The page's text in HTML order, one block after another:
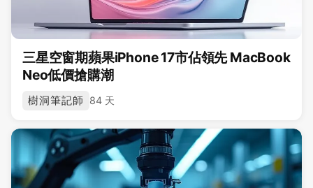
三星空窗期蘋果iPhone 17市佔領先 MacBook
Neo低價搶購潮
樹洞筆記師 84 天